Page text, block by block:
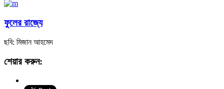
ফুলের রাজ্যে
ছবি: মিজান আহমেদ
শেয়ার করুন: